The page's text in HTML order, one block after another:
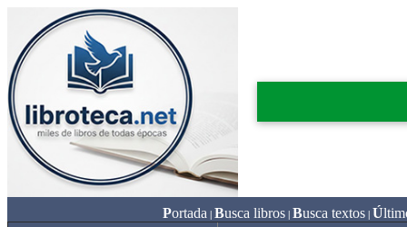
Portada Busca libros| Busca textos| Ú